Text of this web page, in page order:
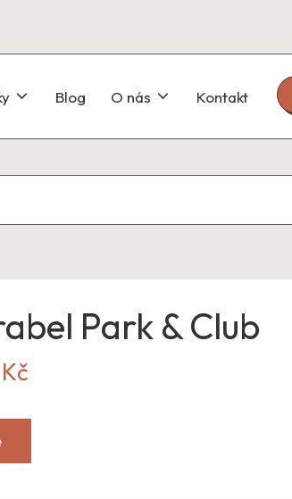
Blog O nás Kontakt
Park & Club
Kč